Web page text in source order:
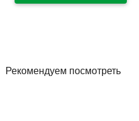
Рекомендуем посмотреть